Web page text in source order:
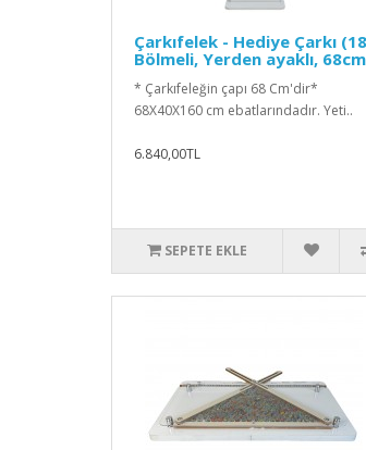
Çarkıfelek - Hediye Çarkı (18
Bölmeli, Yerden ayaklı,
* Çarkıfeleğin çapı 68 Cm'dir*
68X40X160 cm ebatlarındadır. Yeti..
6.840,00TL
SEPETE EKLE